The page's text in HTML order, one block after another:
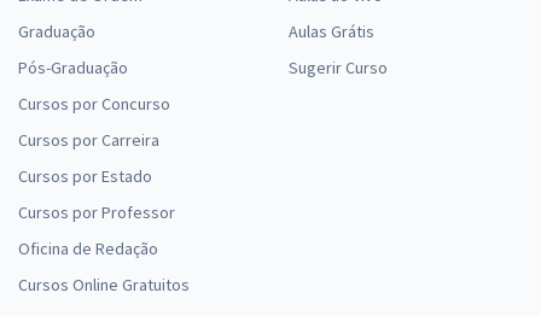
Graduação
Pós-Graduação
Cursos por Concurso
Cursos por Carreira
Cursos por Estado
Cursos por Professor
Oficina de Redação
Cursos Online Gratuitos
Aulas Grátis
Sugerir Curso